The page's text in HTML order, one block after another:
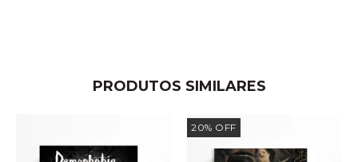
PRODUTOS SIMILARES
20% OFF